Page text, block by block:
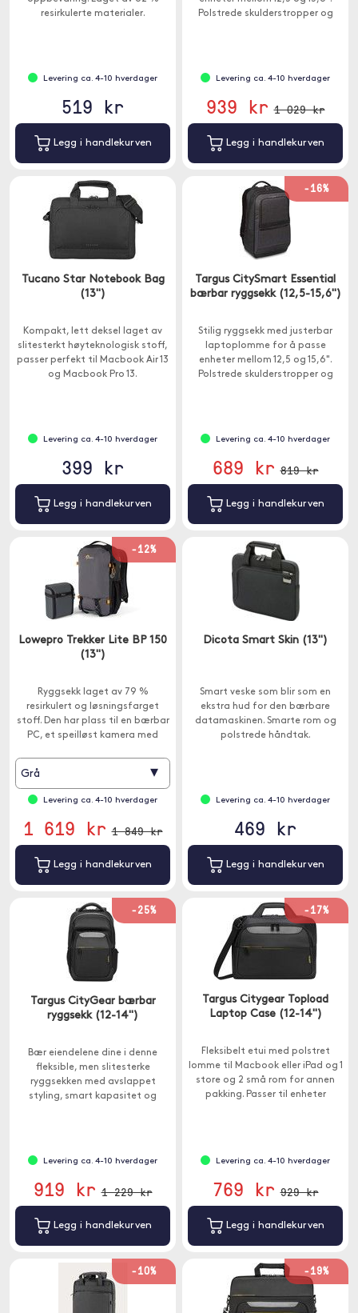
resirkulerte materialer.
Levering ca. 4-10 hverdager
519 kr
Legg i handlekurven
Polstrede skulderstropper og
Levering ca. 4-10 hverdager
939 kr 1 029 kr
Legg i handlekurven
Tucano Star Notebook Bag
(13")
Kompakt, lett deksel laget av
slitesterkt høyteknologisk stoff,
passer perfekt til Macbook Air 13
og Macbook Pro 13.
Levering ca. 4-10 hverdager
399 kr
Legg i handlekurven
-16%
Targus CitySmart Essential
bærbar ryggsekk (12,5-15,6")
Stilig ryggsekk med justerbar
laptoplomme for å passe
enheter mellom 12,5 og 15,6".
Polstrede skulderstropper og
Levering ca. 4-10 hverdager
689 kr 819 kr
Legg i handlekurven
-12%
Lowepro Trekker Lite BP 150
(13")
Ryggsekk laget av 79 %
resirkulert og løsningsfarget
stoff. Den har plass til en bærbar
PC, et speilløst kamera med
Grå ▾
Levering ca. 4-10 hverdager
1 619 kr 1 849 kr
Legg i handlekurven
Dicota Smart Skin (13")
Smart veske som blir som en
ekstra hud for den bærbare
datamaskinen. Smarte rom og
polstrede håndtak.
Levering ca. 4-10 hverdager
469 kr
Legg i handlekurven
-25%
Targus CityGear bærbar
ryggsekk (12-14")
Bær eiendelene dine i denne
fleksible, men slitesterke
ryggsekken med avslappet
styling, smart kapasitet og
Levering ca. 4-10 hverdager
919 kr 1 229 kr
Legg i handlekurven
-17%
Targus Citygear Topload
Laptop Case (12-14")
Fleksibelt etui med polstret
lomme til Macbook eller iPad og 1
store og 2 små rom for annen
pakking. Passer til enheter
Levering ca. 4-10 hverdager
769 kr 929 kr
Legg i handlekurven
-10% -19%